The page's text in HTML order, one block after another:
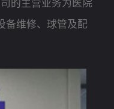
的主营业务为医院
备维修、球管及配